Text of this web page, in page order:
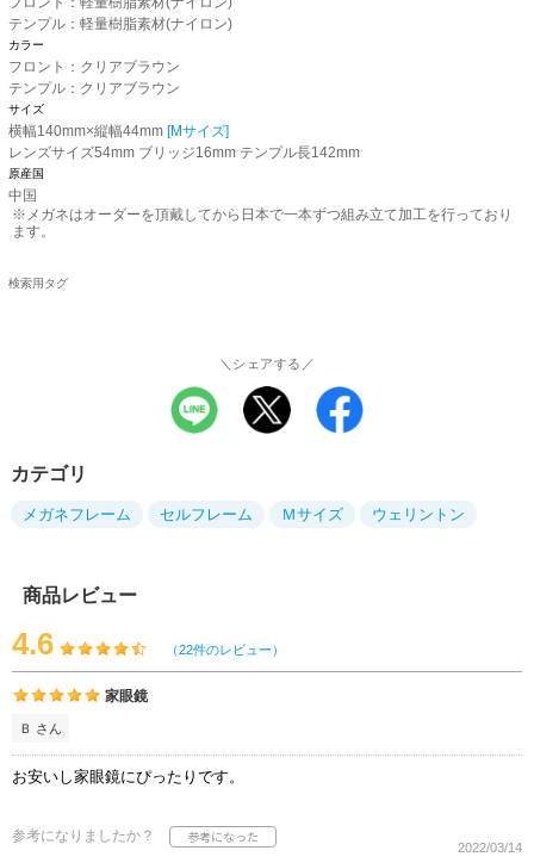
テンプル：軽量樹脂素材(ナイロン)
カラー
フロント：クリアブラウン
テンプル：クリアブラウン
サイズ
横幅140mm×縦幅44mm [Mサイズ]
レンズサイズ54mm ブリッジ16mm テンプル長142mm
原産国
中国
※メガネはオーダーを頂戴してから日本で一本ずつ組み立て加工を行っており
ます。
検索用タグ
＼シェアする／
カテゴリ
メガネフレーム セルフレーム Ｍサイズ ウェリントン
商品レビュー
4.6 （22件のレビュー）
家眼鏡
Ｂ さん
お安いし家眼鏡にぴったりです。
参考になりましたか？
2022/03/14